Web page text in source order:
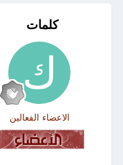
كلمات
الاعضاء الفعالين